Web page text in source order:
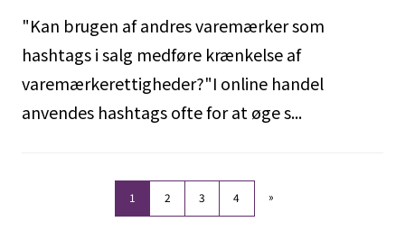
"Kan brugen af andres varemærker som
hashtags i salg medføre krænkelse af
varemærkerettigheder?"I online handel
anvendes hashtags ofte for at øge s...
1 2 3 4 »